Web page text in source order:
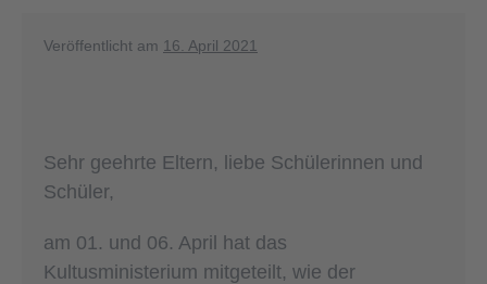
Veröffentlicht am 16. April 2021
Sehr geehrte Eltern, liebe Schülerinnen und
Schüler,
am 01. und 06. April hat das
Kultusministerium mitgeteilt, wie der